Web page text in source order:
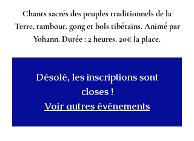
Chants sacrés des peuples traditionnels de la
Terre, tambour, gong et bols tibétains. Animé par
Yohann. Durée : 2 heures. 20€ la place.
Désolé, les inscriptions sont
closes !
Voir autres événements